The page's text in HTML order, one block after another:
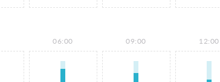
06:00 09:00 12:00